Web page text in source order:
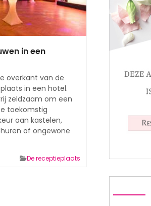
in een
overkant van de
in een hotel.
zeldzaam om een
toekomstig
aan kastelen,
of ongewone
De receptieplaats